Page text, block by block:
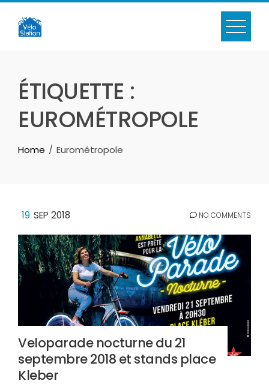
Skip
content
ÉTIQUETTE :
EUROMÉTROPOLE
Home Eurométropole
19 SEP 2018 NO COMMENTS
Veloparade nocturne du 21
septembre 2018 et stands place
Kleber